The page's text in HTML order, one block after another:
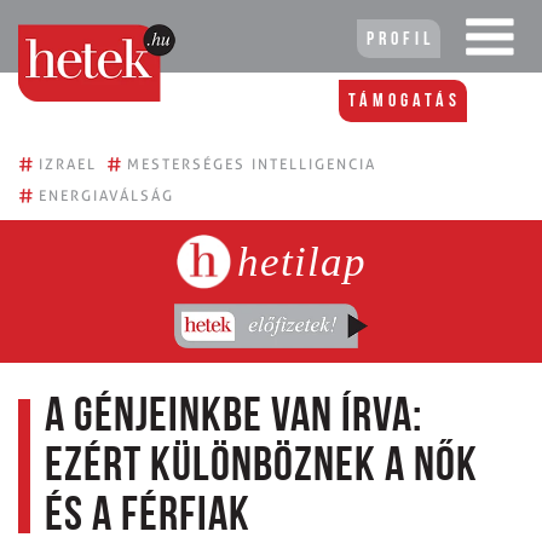
Profil
Támogatás
# IZRAEL # MESTERSÉGES INTELLIGENCIA
# ENERGIAVÁLSÁG
hetilap
A génjeinkbe van írva:
ezért különböznek a nők
és a férfiak